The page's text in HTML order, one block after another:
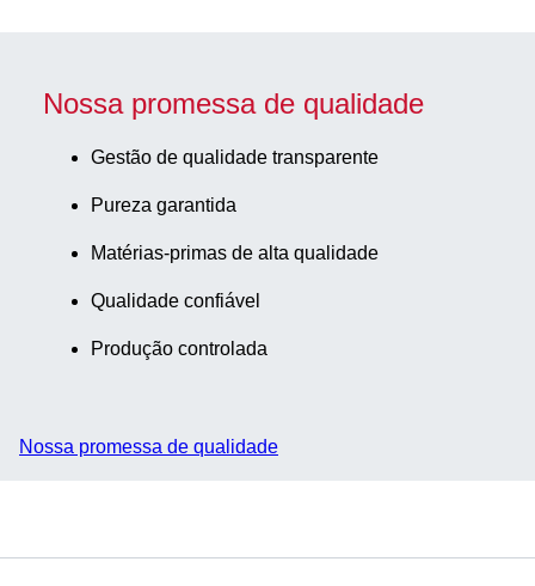
Nossa promessa de qualidade
Gestão de qualidade transparente
Pureza garantida
Matérias-primas de alta qualidade
Qualidade confiável
Produção controlada
Nossa promessa de qualidade